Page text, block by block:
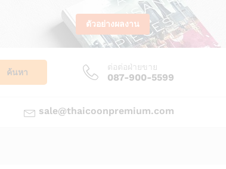
ตัวอย่างผลงาน
ค้นหา
ต่อต่อฝ่ายขาย
087-900-5599
sale@thaicoonpremium.com